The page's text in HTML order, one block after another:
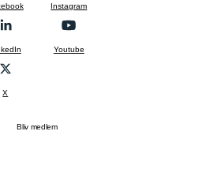
Instagram
Youtube
X
Bliv medlem